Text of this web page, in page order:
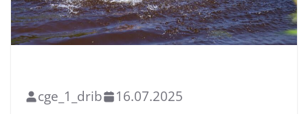
cge_1_drib 16.07.2025